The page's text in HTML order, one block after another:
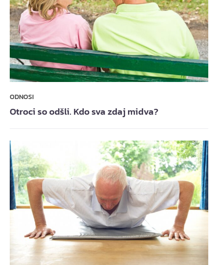
ODNOSI
Otroci so odšli. Kdo sva zdaj midva?